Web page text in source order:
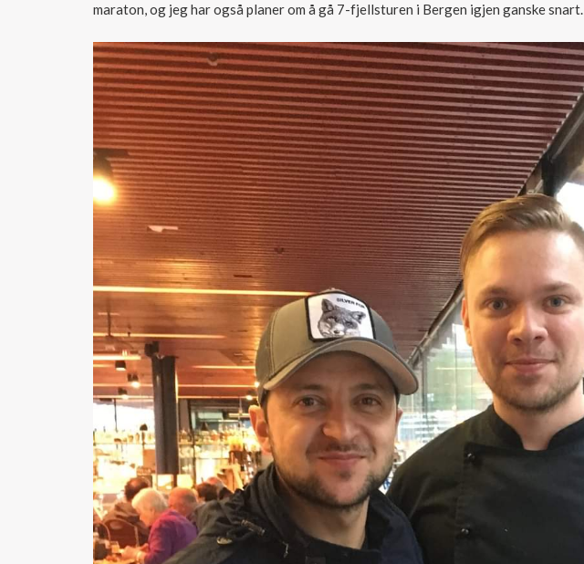
maraton, og jeg har også planer om å gå 7-fjellsturen i Bergen igjen ganske snart.